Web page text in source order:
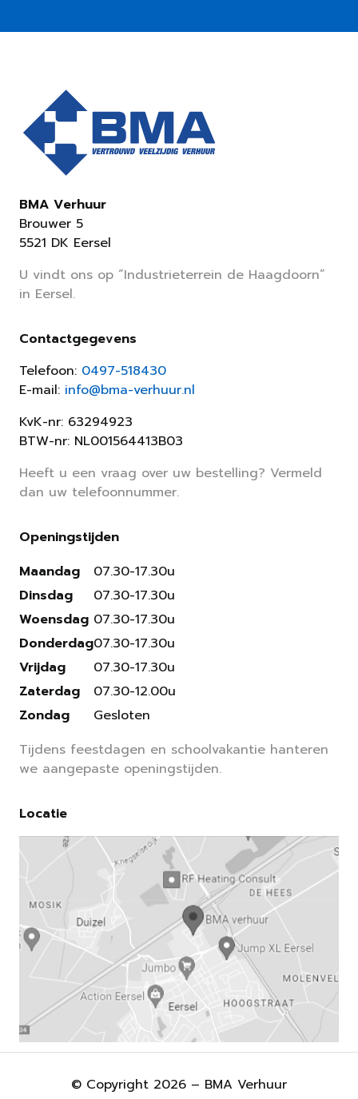
BMA Verhuur
Brouwer 5
5521 DK Eersel
U vindt ons op “Industrieterrein de Haagdoorn”
in Eersel.
Contactgegevens
Telefoon: 0497-518430
E-mail: info@bma-verhuur.nl
KvK-nr: 63294923
BTW-nr: NL001564413B03
Heeft u een vraag over uw bestelling? Vermeld
dan uw telefoonnummer.
Openingstijden
Maandag
Dinsdag
Woensdag
Donderdag
Vrijdag
Zaterdag
Zondag
07.30-17.30u
07.30-17.30u
07.30-17.30u
07.30-17.30u
07.30-17.30u
07.30-12.00u
Gesloten
Tijdens feestdagen en schoolvakantie hanteren
we aangepaste openingstijden.
Locatie
© Copyright 2026 – BMA Verhuur